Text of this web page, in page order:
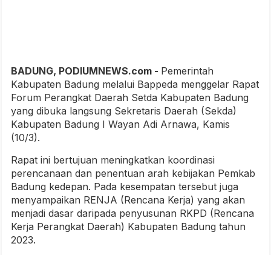
BADUNG, PODIUMNEWS.com - Pemerintah
Kabupaten Badung melalui Bappeda menggelar Rapat
Forum Perangkat Daerah Setda Kabupaten Badung
yang dibuka langsung Sekretaris Daerah (Sekda)
Kabupaten Badung I Wayan Adi Arnawa, Kamis
(10/3).
Rapat ini bertujuan meningkatkan koordinasi
perencanaan dan penentuan arah kebijakan Pemkab
Badung kedepan. Pada kesempatan tersebut juga
menyampaikan RENJA (Rencana Kerja) yang akan
menjadi dasar daripada penyusunan RKPD (Rencana
Kerja Perangkat Daerah) Kabupaten Badung tahun
2023.